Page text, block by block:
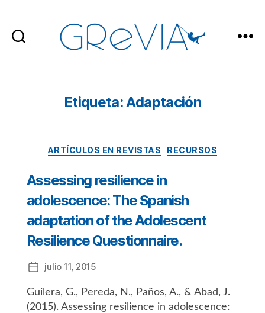
Etiqueta: Adaptación
Categorías
ARTÍCULOS EN REVISTAS RECURSOS
Assessing resilience in
adolescence: The Spanish
adaptation of the Adolescent
Resilience Questionnaire.
Fecha
la
entrada
julio 11, 2015
Guilera, G., Pereda, N., Paños, A., & Abad, J.
(2015). Assessing resilience in adolescence: